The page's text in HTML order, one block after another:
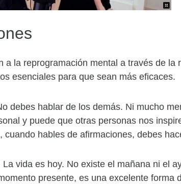
la reprogramación mental a través de la
esenciales para que sean más eficaces.
debes hablar de los demás. Ni mucho
y puede que otras personas nos
hables de afirmaciones, debes
La vida es hoy. No existe el mañana ni el
presente, es una excelente forma